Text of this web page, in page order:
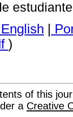
|
)
of this
a Creative